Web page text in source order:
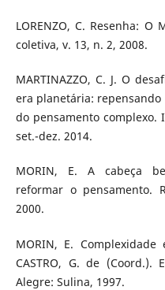
LORENZO, C. Resenha:
coletiva, v. 13, n. 2, 2008.
MARTINAZZO, C. J. O
era planetária:
do pensamento complexo.
set.-dez. 2014.
MORIN, E. A cabeça
reformar o pensamento.
2000.
MORIN, E.
CASTRO, G. de (Coord.).
Alegre: Sulina, 1997.